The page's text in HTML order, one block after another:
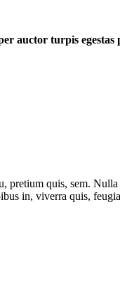
auctor turpis
pretium quis, sem.
in, viverra quis,